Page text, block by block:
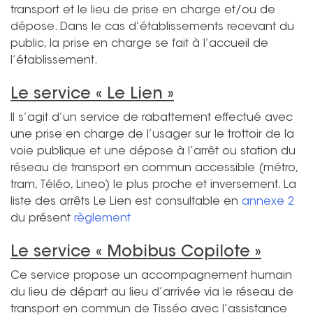
transport et le lieu de prise en charge et/ou de
dépose. Dans le cas d’établissements recevant du
public, la prise en charge se fait à l’accueil de
l’établissement.
Le service « Le Lien »
Il s’agit d’un service de rabattement effectué avec
une prise en charge de l’usager sur le trottoir de la
voie publique et une dépose à l’arrêt ou station du
réseau de transport en commun accessible (métro,
tram, Téléo, Lineo) le plus proche et inversement. La
liste des arrêts Le Lien est consultable en annexe 2
du présent règlement
Le service « Mobibus Copilote »
Ce service propose un accompagnement humain
du lieu de départ au lieu d’arrivée via le réseau de
transport en commun de Tisséo avec l’assistance